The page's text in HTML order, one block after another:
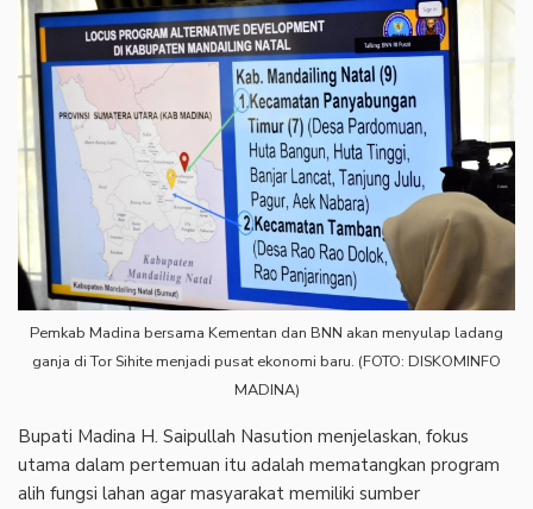
Pemkab Madina bersama Kementan dan BNN akan menyulap ladang
ganja di Tor Sihite menjadi pusat ekonomi baru. (FOTO: DISKOMINFO
MADINA)
Bupati Madina H. Saipullah Nasution menjelaskan, fokus
utama dalam pertemuan itu adalah mematangkan program
alih fungsi lahan agar masyarakat memiliki sumber